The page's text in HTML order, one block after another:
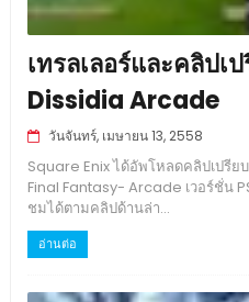
เทรลเลอร์และคลิปเ
Dissidia Arcade
วันจันทร์, เมษายน 13, 2558
Square Enix ได้อัพโหลดคลิปเปรี
Final Fantasy- Arcade เวอร์ชั่น
ชมได้ตามคลิปด้านล่า...
อ่านต่อ